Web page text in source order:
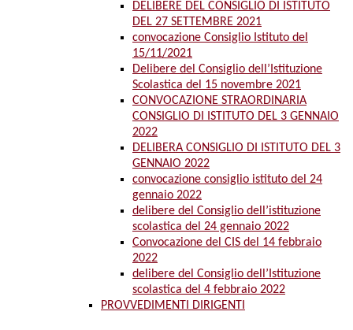
DELIBERE DEL CONSIGLIO DI ISTITUTO
DEL 27 SETTEMBRE 2021
convocazione Consiglio Istituto del
15/11/2021
Delibere del Consiglio dell’Istituzione
Scolastica del 15 novembre 2021
CONVOCAZIONE STRAORDINARIA
CONSIGLIO DI ISTITUTO DEL 3 GENNAIO
2022
DELIBERA CONSIGLIO DI ISTITUTO DEL 3
GENNAIO 2022
convocazione consiglio istituto del 24
gennaio 2022
delibere del Consiglio dell’istituzione
scolastica del 24 gennaio 2022
Convocazione del CIS del 14 febbraio
2022
delibere del Consiglio dell’Istituzione
scolastica del 4 febbraio 2022
PROVVEDIMENTI DIRIGENTI